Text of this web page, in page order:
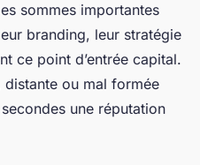
de lecture
sommes importantes
branding, leur stratégie
ce point d’entrée capital.
distante ou mal formée
une réputation